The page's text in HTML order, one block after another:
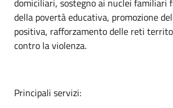
della povertà educativa, promozione
positiva, rafforzamento delle reti
contro la violenza.
Principali servizi: